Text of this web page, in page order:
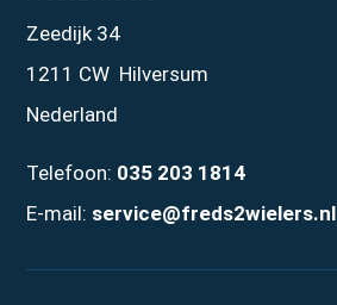
Zeedijk 34
1211 CW Hilversum
Nederland
Telefoon: 035 203 1814
E-mail: service@freds2wielers.nl